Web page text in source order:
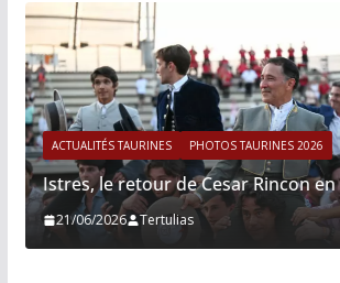
ACTUALITÉS TAURINES PHOTOS TAURINES 2026
Istres, le retour de Cesar Rincon
21/06/2026 Tertulias